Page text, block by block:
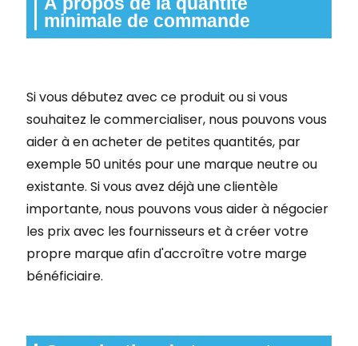
minimale de commande
Si vous débutez avec ce produit ou si vous
souhaitez le commercialiser, nous pouvons vous
aider à en acheter de petites quantités, par
exemple 50 unités pour une marque neutre ou
existante. Si vous avez déjà une clientèle
importante, nous pouvons vous aider à négocier
les prix avec les fournisseurs et à créer votre
propre marque afin d'accroître votre marge
bénéficiaire.